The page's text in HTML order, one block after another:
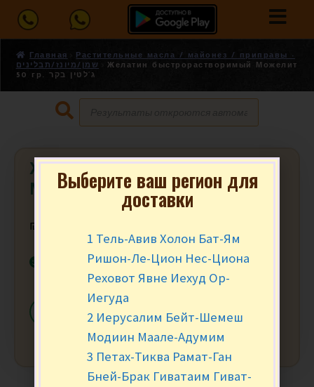
Главная
Растительные масла / майонез / приправы -
שמן/מיונז/תבלינים
Желатин быстрорастворимый Можелит
50 гр. ג’לטין בקר
Желатин быстрорастворимый
Можелит 50 гр. ג’לטין בקר
₪
В наличии
+ В КОРЗИНУ
Выберите ваш регион для
доставки
1 Тель-Авив Холон Бат-Ям
Ришон-Ле-Цион Нес-Циона
Реховот Явне Иехуд Ор-
Иегуда
2 Иерусалим Бейт-Шемеш
Модиин Маале-Адумим
3 Петах-Тиква Рамат-Ган
Бней-Брак Гиватаим Гиват-